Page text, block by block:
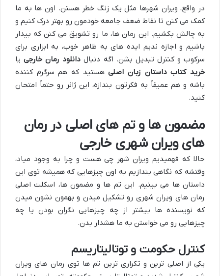
در واقع، ویران شهرها مثل یک زنگ خطر هستن. اون ها به ما
کمک می کنن تا نقاط ضعف جامعه خودمون رو بهتر درک کنیم و
به چالش بکشیم. این رمان ها، ما رو تشویق می کنن که بیدار
باشیم و اجازه ندیم ایده های به ظاهر خوب، به ابزاری برای
سرکوب و کنترل تبدیل بشن. اگه دنبال دانلود رمان خارجییا
خرید کتاب داستان زبان اصلیهستید که هم سرگرم کننده
باشه و هم عمیقاً به فکرتون بندازه، این ژانر رو حتماً امتحان
کنید.
مضمون ها و تم های اصلی در رمان
های ویران شهری خارجی
حالا که فهمیدیم ویران شهر چی هست و چرا به وجود میاد،
وقتشه که نگاهی بندازیم به اون چیزهایی که همیشه توی این
داستان ها می بینیم. این تم ها و مضمون ها، اسکلت اصلی
رمان های ویران شهری رو تشکیل میدن و بهمون نشون میدن
که نویسنده ها بیشتر از چه چیزهایی نگران بودن یا چه
چیزهایی رو می خواستن به ما هشدار بدن.
کنترل حکومت و توتالیتاریسم
یکی از اصلی ترین و تکراری ترین تم ها توی رمان های ویران